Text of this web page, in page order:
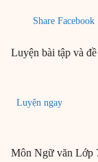
Share Facebook
Luyện bài tập và
Luyện ngay
Môn Ngữ văn Lớp